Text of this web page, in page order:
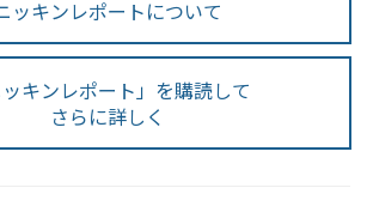
ッキンレポートについて
ッキンレポート」を購読して
さらに詳しく